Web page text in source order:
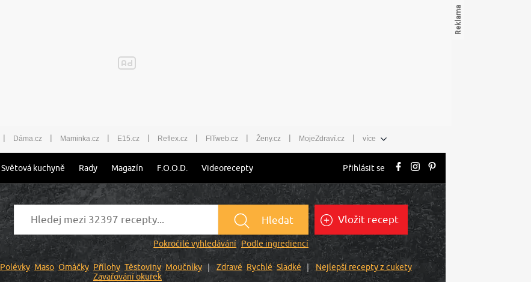
| Dáma.cz | Maminka.cz | E15.cz | Reflex.cz | FITweb.cz | Ženy.cz | MojeZdraví.cz | více
Světová kuchyně Rady Magazín F.O.O.D. Videorecepty Přihlásit se
Hledat
Pokročilé vyhledávání Podle ingrediencí
Vložit recept
Polévky Maso Omáčky Přílohy Těstoviny Moučníky Zdravé Rychlé Sladké
Nejlepší recepty z cukety
Zavařování okurek